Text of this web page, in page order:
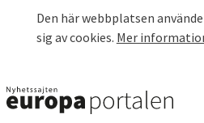
Den här webbplatsen
sig av cookies. Mer